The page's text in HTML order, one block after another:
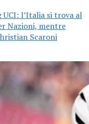
l’Italia si trova al
Nazioni, mentre
Scaroni